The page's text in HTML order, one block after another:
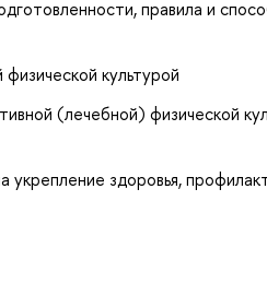
правила и
культурой
(лечебной) физической
укрепление здоровья,